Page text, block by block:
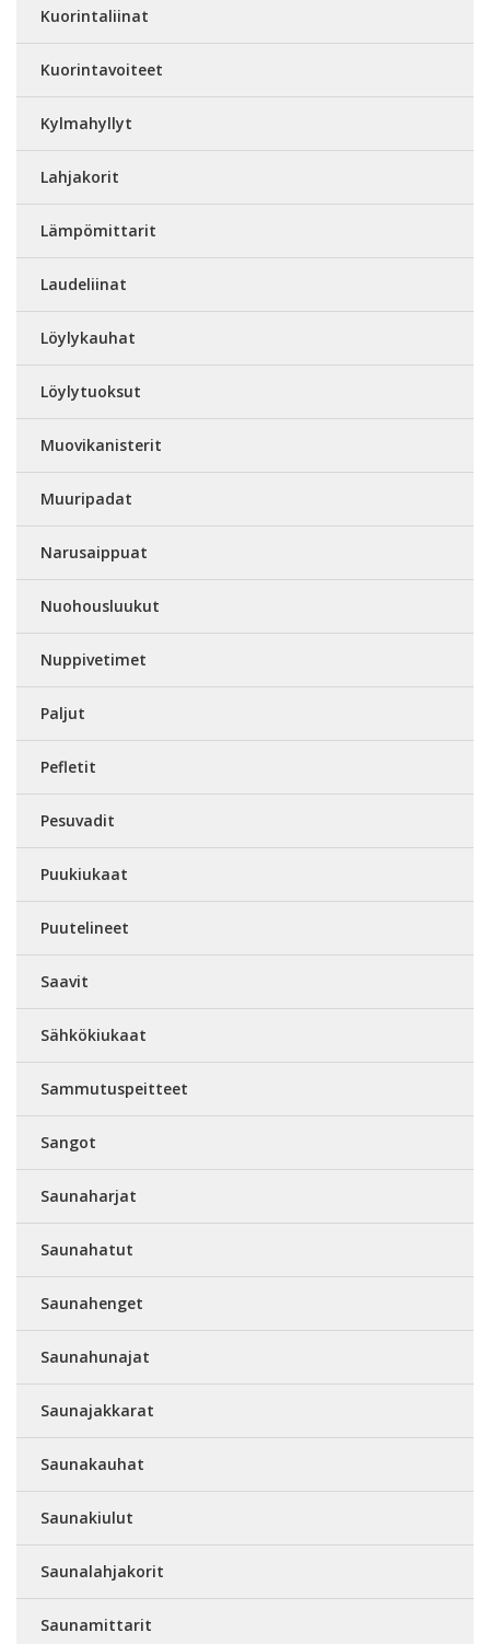
Kuorintaliinat
Kuorintavoiteet
Kylmahyllyt
Lahjakorit
Lämpömittarit
Laudeliinat
Löylykauhat
Löylytuoksut
Muovikanisterit
Muuripadat
Narusaippuat
Nuohousluukut
Nuppivetimet
Paljut
Pefletit
Pesuvadit
Puukiukaat
Puutelineet
Saavit
Sähkökiukaat
Sammutuspeitteet
Sangot
Saunaharjat
Saunahatut
Saunahenget
Saunahunajat
Saunajakkarat
Saunakauhat
Saunakiulut
Saunalahjakorit
Saunamittarit